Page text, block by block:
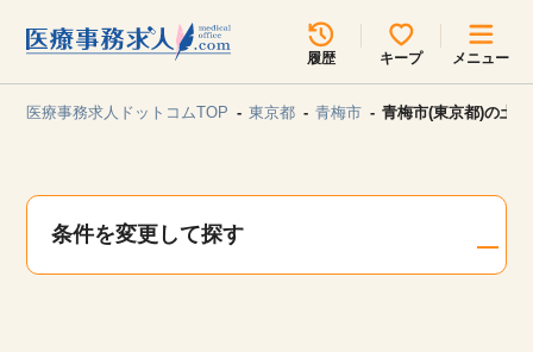
履歴 キープ メニュー
医療事務求人ドットコムTOP 東京都 青梅市 青梅市(東京都)の土
条件を変更して探す
所在地のエリアを選択してください
各支店担当よりご連絡させていただきます。
関東